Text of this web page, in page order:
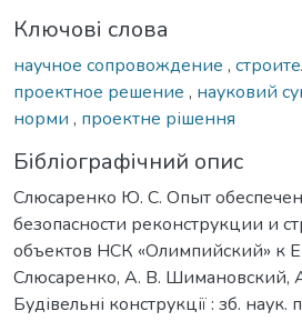
Ключові слова
научное сопровождение ,
проектное решение , науковий
норми , проектне рішення
Бібліографічний опис
Слюсаренко Ю. С. Опыт
безопасности реконструкции и
объектов НСК «Олимпийский» к
Слюсаренко, А. В. Шимановский,
Будівельні конструкції : зб.